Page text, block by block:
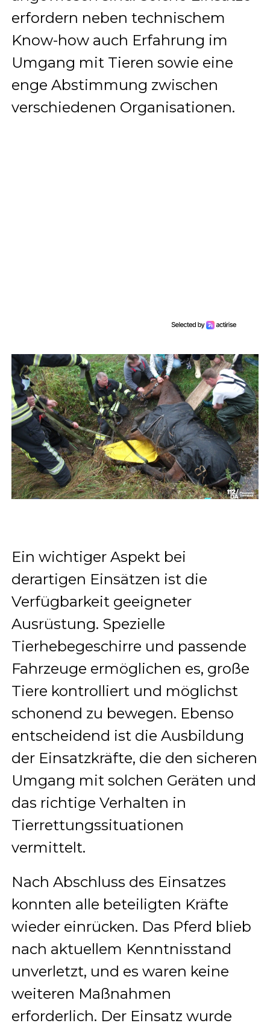
erfordern neben technischem
Know-how auch Erfahrung im
Umgang mit Tieren sowie eine
enge Abstimmung zwischen
verschiedenen Organisationen.
Ein wichtiger Aspekt bei
derartigen Einsätzen ist die
Verfügbarkeit geeigneter
Ausrüstung. Spezielle
Tierhebegeschirre und passende
Fahrzeuge ermöglichen es, große
Tiere kontrolliert und möglichst
schonend zu bewegen. Ebenso
entscheidend ist die Ausbildung
der Einsatzkräfte, die den sicheren
Umgang mit solchen Geräten und
das richtige Verhalten in
Tierrettungssituationen
vermittelt.
Nach Abschluss des Einsatzes
konnten alle beteiligten Kräfte
wieder einrücken. Das Pferd blieb
nach aktuellem Kenntnisstand
unverletzt, und es waren keine
weiteren Maßnahmen
erforderlich. Der Einsatz wurde